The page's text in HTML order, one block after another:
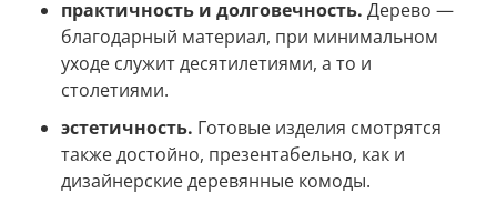
практичность и долговечность. Дерево —
благодарный материал, при минимальном
уходе служит десятилетиями, а то и
столетиями.
эстетичность. Готовые изделия смотрятся
также достойно, презентабельно, как и
дизайнерские деревянные комоды.